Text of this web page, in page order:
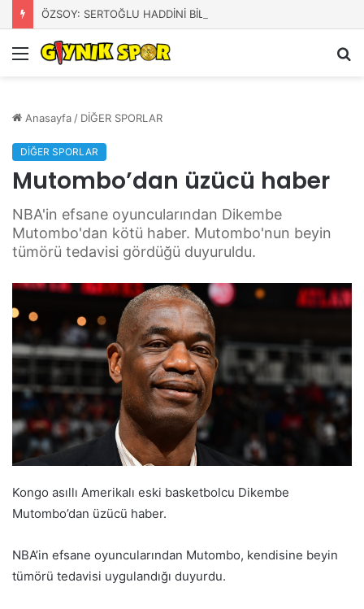
ÖZSOY: SERTOĞLU HADDİNİ BİLSİN!
Menü
Anasayfa / DİĞER SPORLAR
DİĞER SPORLAR
Mutombo’dan üzücü haber
NBA'in efsane oyuncularından Dikembe
Mutombo'dan kötü haber. Mutombo'nun beyin
tümörü tedavisi gördüğü duyuruldu.
Kongo asıllı Amerikalı eski basketbolcu Dikembe
Mutombo’dan üzücü haber.
NBA’in efsane oyuncularından Mutombo, kendisine beyin
tümörü tedavisi uygulandığı duyurdu.